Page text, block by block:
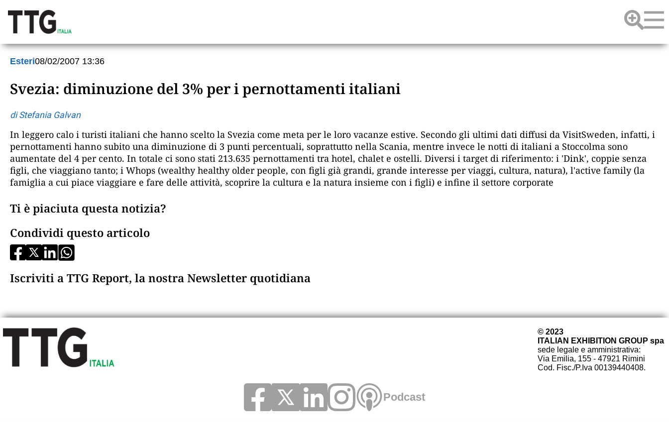
Esteri08/02/2007 13:36
Svezia: diminuzione del 3% per i pernottamenti italiani
di Stefania Galvan
In leggero calo i turisti italiani che hanno scelto la Svezia come meta per le loro vacanze estive. Secondo gli ultimi dati diffusi da VisitSweden, infatti, i
pernottamenti hanno subito una diminuzione di 3 punti percentuali, soprattutto nella Scania, mentre invece le notti di italiani a Stoccolma sono
aumentate del 4 per cento. In totale ci sono stati 213.635 pernottamenti tra hotel, chalet e ostelli. Diversi i target di riferimento: i 'Dink', coppie senza
figli, che viaggiano tanto; i Whops (wealthy healthy older people, con figli già grandi, grande interesse per viaggi, cultura, natura), l'active family (la
famiglia a cui piace viaggiare e fare delle attività, scoprire la cultura e la natura insieme con i figli) e infine il settore corporate
Ti è piaciuta questa notizia?
Condividi questo articolo
Iscriviti a TTG Report, la nostra Newsletter quotidiana
© 2023
ITALIAN EXHIBITION GROUP spa
sede legale e amministrativa:
Via Emilia, 155 - 47921 Rimini
Cod. Fisc./P.Iva 00139440408.
Podcast